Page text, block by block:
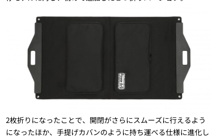
2枚折りになったことで、開閉がさらにスムーズに行えるよう
になったほか、手提げカバンのように持ち運べる仕様に進化し